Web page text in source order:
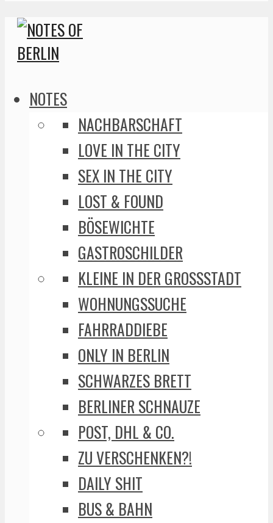
NOTES
NACHBARSCHAFT
LOVE IN THE CITY
SEX IN THE CITY
LOST & FOUND
BÖSEWICHTE
GASTROSCHILDER
KLEINE IN DER GROSSSTADT
WOHNUNGSSUCHE
FAHRRADDIEBE
ONLY IN BERLIN
SCHWARZES BRETT
BERLINER SCHNAUZE
POST, DHL & CO.
ZU VERSCHENKEN?!
DAILY SHIT
BUS & BAHN